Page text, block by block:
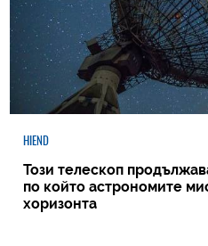
HIEND
Този телескоп
по който астрономите
хоризонта